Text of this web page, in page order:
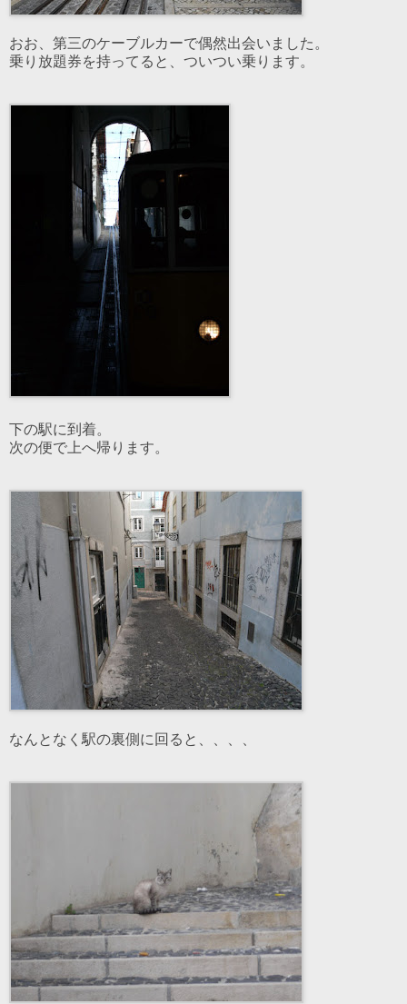
おお、第三のケーブルカーで偶然出会いました。
乗り放題券を持ってると、ついつい乗ります。
下の駅に到着。
次の便で上へ帰ります。
なんとなく駅の裏側に回ると、、、、